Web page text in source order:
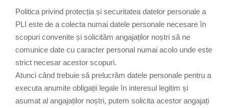
Politica privind protecția și securitatea datelor personale a
PLI este de a colecta numai datele personale necesare în
scopuri convenite și solicităm angajaților noștri să ne
comunice date cu caracter personal numai acolo unde este
strict necesar acestor scopuri.
Atunci când trebuie să prelucrăm datele personale pentru a
executa anumite obligații legale în interesul legitim și
asumat al angajaților noștri, putem solicita acestor angajați